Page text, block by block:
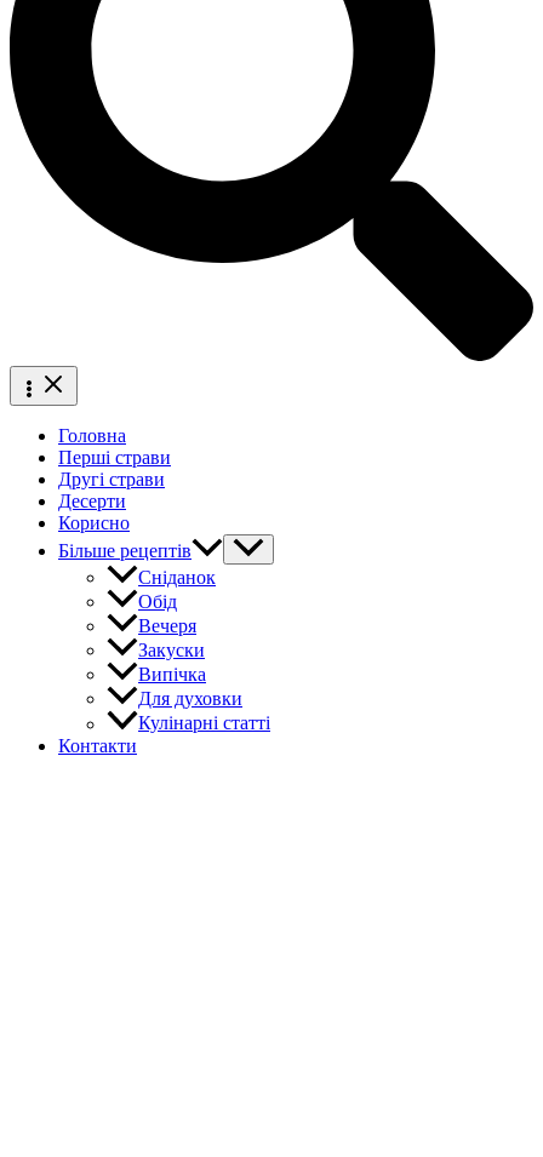
Головна
Перші страви
Другі страви
Десерти
Корисно
Більше рецептів
Сніданок
Обід
Вечеря
Закуски
Випічка
Для духовки
Кулінарні статті
Контакти